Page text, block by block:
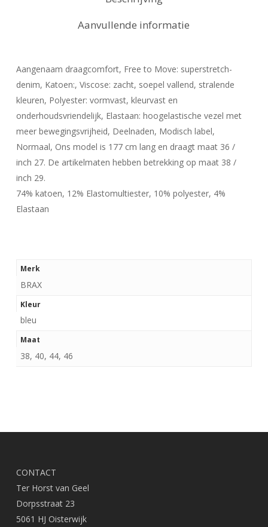
Aanvullende informatie
Aangenaam draagcomfort, Free to Move: superstretch-
denim, Katoen:, Viscose: zacht, soepel vallend, stralende
kleuren, Polyester: vormvast, kleurvast en
onderhoudsvriendelijk, Elastaan: hoogelastische vezel met
meer bewegingsvrijheid, Deelnaden, Modisch label,
Normaal, Ons model is 177 cm lang en draagt maat 36 /
inch 27. De artikelmaten hebben betrekking op maat 38 /
inch 29.
74% katoen, 12% Elastomultiester, 10% polyester, 4%
Elastaan
Merk
BRAX
Kleur
bleu
Maat
38, 40, 44, 46
CONTACT
Ter Horst van Geel
Dorpsstraat 23
5061 HJ Oisterwijk